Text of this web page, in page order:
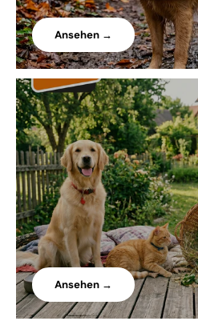
Ansehen →
Ansehen →